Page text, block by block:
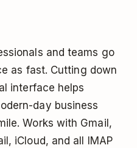
and teams go
as fast. Cutting down
interface helps
day business
Works with Gmail,
iCloud, and all IMAP